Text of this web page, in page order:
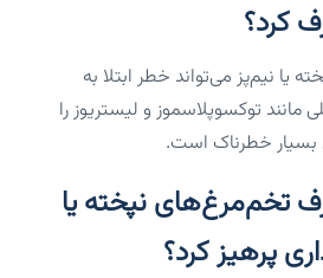
کرد؟
نیم‌پز می‌تواند خطر ابتلا به
مانند توکسوپلاسموز و لیستریوز را
بسیار خطرناک است.
تخم‌مرغ‌های نپخته یا
پرهیز کرد؟